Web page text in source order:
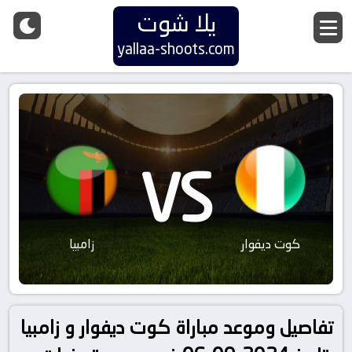
يلا شوت
yallaa-shoots.com
كوت ديفوار VS زامبيا
تفاصيل وموعد مباراة كوت ديفوار و زامبيا